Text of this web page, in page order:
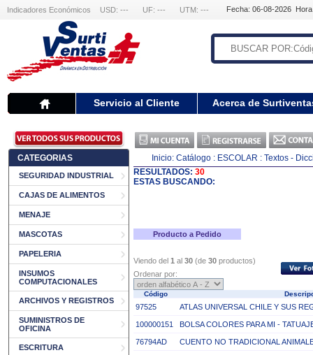
Indicadores Económicos USD: --- UF: --- UTM: --- Fecha: 06-08-2026
Servicio al Cliente Acerca de
CATEGORIAS
SEGURIDAD INDUSTRIAL
CAJAS DE ALIMENTOS
MENAJE
MASCOTAS
PAPELERIA
INSUMOS
COMPUTACIONALES
ARCHIVOS Y REGISTROS
SUMINISTROS DE
OFICINA
ESCRITURA
Inicio: Catálogo : ESCOLAR : Textos -
RESULTADOS: 30
ESTAS BUSCANDO:
Producto a Pedido
Viendo del 1 al 30 (de 30 productos)
Ordenar por:
Código
97525 ATLAS UNIVERSAL CHILE Y SUS
100000151 BOLSA COLORES PARA MI -
76794AD CUENTO NO TRADICIONAL